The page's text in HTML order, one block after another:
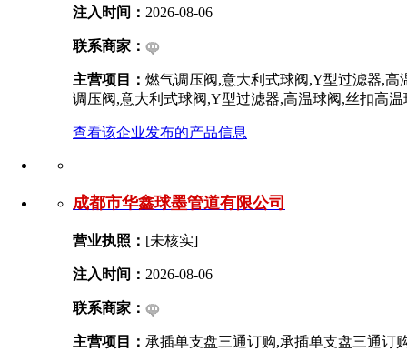
注入时间： 2026-08-06
联系商家：
主营项目： 燃气调压阀,意大利式球阀,Y型过滤器,
调压阀,意大利式球阀,Y型过滤器,高温球阀,丝扣高
查看该企业发布的产品信息
成都市华鑫球墨管道有限公司
营业执照： [未核实]
注入时间： 2026-08-06
联系商家：
主营项目： 承插单支盘三通订购,承插单支盘三通订